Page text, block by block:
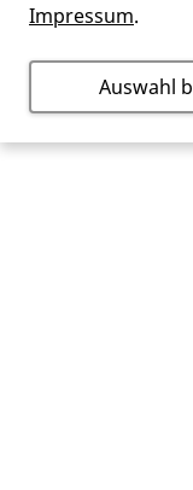
Impressum.
Auswahl